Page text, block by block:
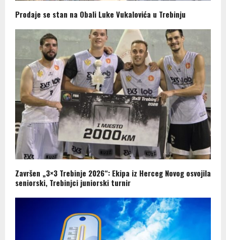
Prodaje se stan na Obali Luke Vukalovića u Trebinju
Završen „3×3 Trebinje 2026“: Ekipa iz Herceg Novog osvojila
seniorski, Trebinjci juniorski turnir